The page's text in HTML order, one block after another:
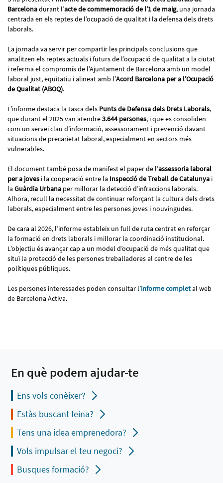
Barcelonadurant l’acte de commemoració de l’1 de maig, una jornada
centrada en els reptes de l’ocupació de qualitat i la defensa dels drets
laborals.
La jornada va servir per compartir les principals conclusions que
analitzen els reptes actuals i futurs de l’ocupació de qualitat a la ciutat
i referma el compromís de l’Ajuntament de Barcelona amb un model
laboral just, equitatiu i alineat amb l’Acord Barcelona per a l’Ocupació
de Qualitat (ABOQ).
L’informe destaca la tasca dels Punts de Defensa dels Drets Laborals,
que durant el 2025 van atendre3.644 persones, i que es consoliden
com un servei clau d’informació, assessorament i prevenció davant
situacions de precarietat laboral, especialment en sectors més
vulnerables.
El document també posa de manifest el paper de l’assessoria laboral
per a joves i la cooperació entre la Inspecció de Treball de Catalunya i
la Guàrdia Urbana per millorar la detecció d’infraccions laborals.
Alhora, recull la necessitat de continuar reforçant la cultura dels drets
laborals, especialment entre les persones joves i nouvingudes.
De cara al 2026, l’informe estableix un full de ruta centrat en reforçar
la formació en drets laborals i millorar la coordinació institucional.
L’objectiu és avançar cap a un model d’ocupació de més qualitat que
situï la protecció de les persones treballadores al centre de les
polítiques públiques.
Les persones interessades poden consultar l’informe completal web
de Barcelona Activa.
En què podem ajudar-te
Ens vols conèixer?
Estàs buscant feina?
Tens una idea emprenedora?
Vols impulsar el teu negoci?
Busques formació?